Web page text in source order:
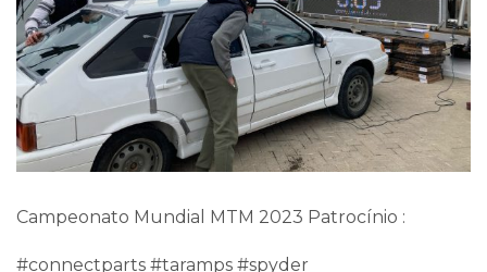
Campeonato Mundial MTM 2023 Patrocínio :
#connectparts #taramps #spyder